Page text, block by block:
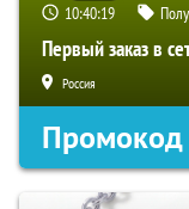
10:40:18
Первый заказ в
Россия
Промокод